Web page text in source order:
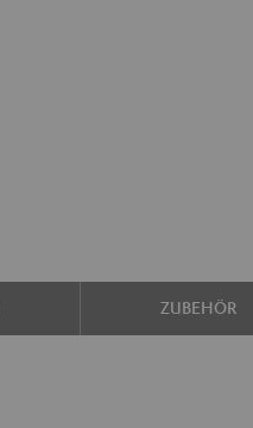
ZUBEHÖR